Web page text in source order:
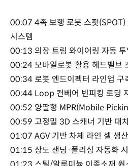
00:07 4족 보행 로봇 스팟(SPOT)
시스템
00:13 의장 트림 와이어링 자동 투
00:24 모바일로봇 활용 헤드밸브
00:34 로봇 엔드이펙터 라인업 구
00:44 Loop 컨베어 빈피킹 로딩
00:52 양팔형 MPR(Mobile
00:59 고정밀 3D 스캐너 기반 대
01:07 AGV 기반 차체 라인 셀 생
01:15 상도 샌딩·폴리싱 자동화